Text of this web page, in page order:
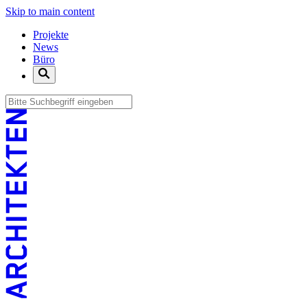
Skip to main content
Projekte
News
Büro